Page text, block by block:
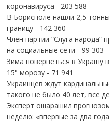
коронавируса - 203 588
В Борисполе нашли 2,5
границу- 142 360
Член партии “Слуга народа”
на социальные сети - 99 303
Зима повернеться в Україну
15° морозу- 71 941
Украинцев ждут
такого не было 40 лет, все
Эксперт ошарашил
неделю: «впервые за два